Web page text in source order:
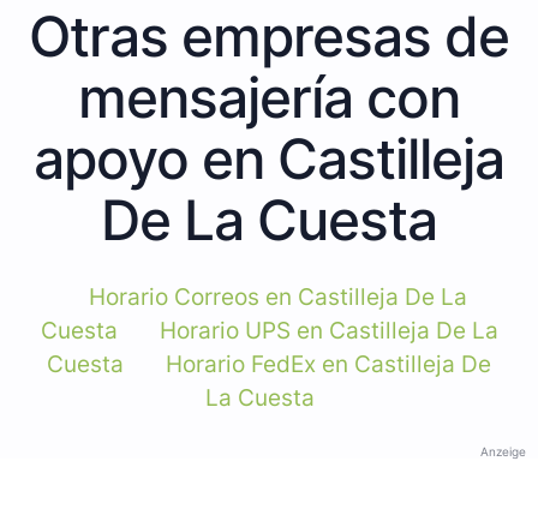
Otras empresas de
mensajería con
apoyo en Castilleja
De La Cuesta
Horario Correos en Castilleja De La
Cuesta
Horario UPS en Castilleja De La
Cuesta
Horario FedEx en Castilleja De
La Cuesta
Anzeige